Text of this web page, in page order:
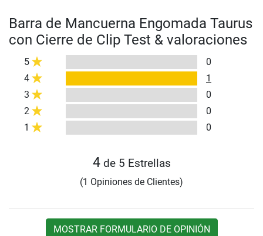
Barra de Mancuerna Engomada Taurus
con Cierre de Clip Test & valoraciones
5
0
4
1
3
0
2
0
1
0
4de 5 Estrellas
(1 Opiniones de Clientes)
MOSTRAR FORMULARIO DE OPINIÓN